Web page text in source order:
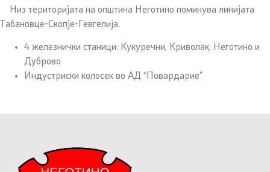
Низ територијата на општина Неготино поминува линијата
Табановце-Скопје-Гевгелија.
4 железнички станици: Кукуречни, Криволак, Неготино и
Дуброво
Индустриски колосек во АД “Повардарие”